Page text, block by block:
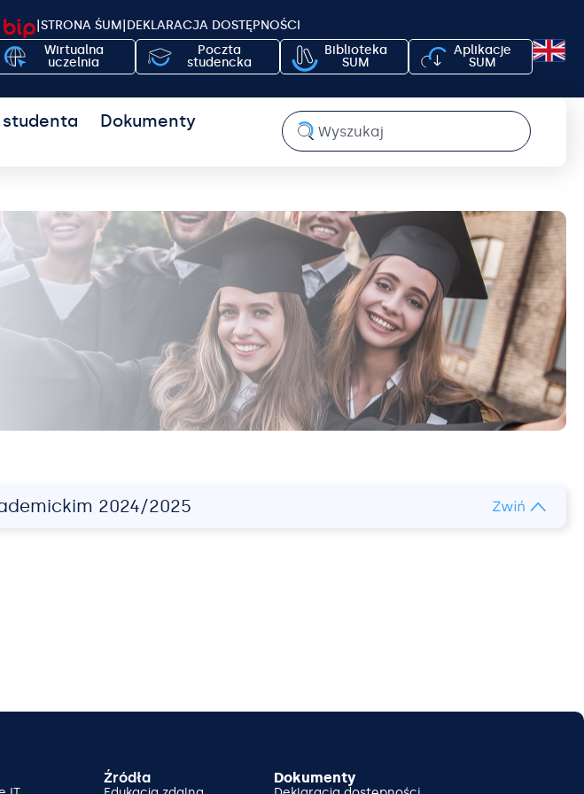
STRONA ŚUM DEKLARACJA DOSTĘPNOŚCI
Wirtualna
uczelnia
Poczta
studencka
Biblioteka
SUM
Aplikacje
SUM
studenta
Dokumenty
2024/2025
Źródła Dokumenty